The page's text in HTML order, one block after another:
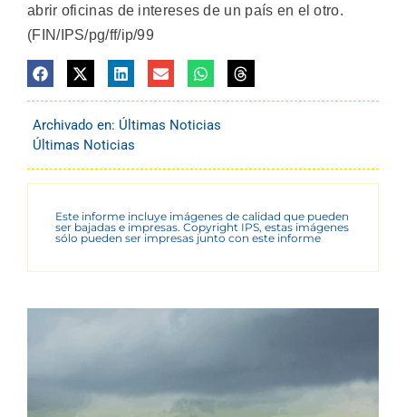
abrir oficinas de intereses de un país en el otro.
(FIN/IPS/pg/ff/ip/99
Archivado en: Últimas Noticias
Últimas Noticias
Este informe incluye imágenes de calidad que pueden
ser bajadas e impresas. Copyright IPS, estas imágenes
sólo pueden ser impresas junto con este informe